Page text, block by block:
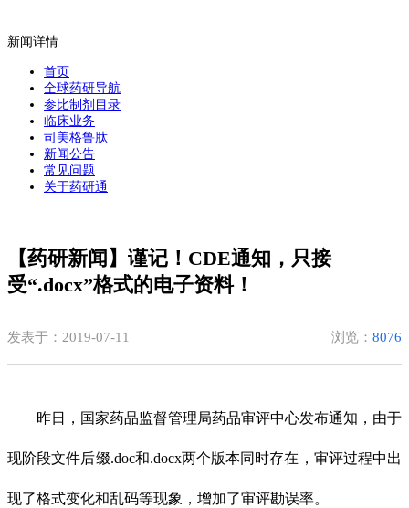
新闻详情
首页
全球药研导航
参比制剂目录
临床业务
司美格鲁肽
新闻公告
常见问题
关于药研通
【药研新闻】谨记！CDE通知，只接
受“.docx”格式的电子资料！
发表于：2019-07-11 浏览： 8076
昨日，国家药品监督管理局药品审评中心发布通知，由于
现阶段文件后缀.doc和.docx两个版本同时存在，审评过程中出
现了格式变化和乱码等现象，增加了审评勘误率。